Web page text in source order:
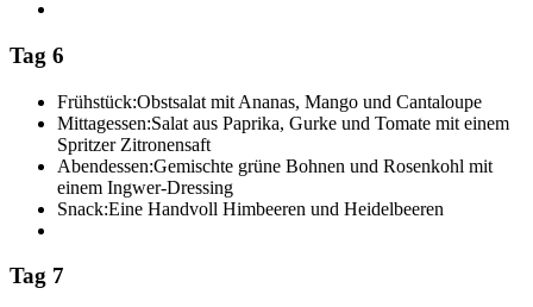
Tag 6
Frühstück:Obstsalat mit Ananas, Mango und Cantaloupe
Mittagessen:Salat aus Paprika, Gurke und Tomate mit einem
Spritzer Zitronensaft
Abendessen:Gemischte grüne Bohnen und Rosenkohl mit
einem Ingwer-Dressing
Snack:Eine Handvoll Himbeeren und Heidelbeeren
Tag 7